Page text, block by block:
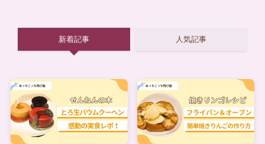
新着記事 人気記事